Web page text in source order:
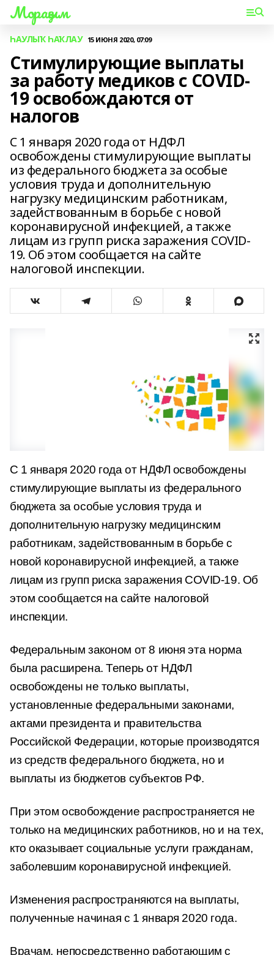
Мораҙым
ҺАУЛЫҠ ҺАҠЛАУ 15 ИЮНЯ 2020, 07:09
Стимулирующие выплаты
за работу медиков с COVID-
19 освобождаются от
налогов
С 1 января 2020 года от НДФЛ
освобождены стимулирующие выплаты
из федерального бюджета за особые
условия труда и дополнительную
нагрузку медицинским работникам,
задействованным в борьбе с новой
коронавирусной инфекцией, а также
лицам из групп риска заражения COVID-
19. Об этом сообщается на сайте
налоговой инспекции.
С 1 января 2020 года от НДФЛ освобождены
стимулирующие выплаты из федерального
бюджета за особые условия труда и
дополнительную нагрузку медицинским
работникам, задействованным в борьбе с
новой коронавирусной инфекцией, а также
лицам из групп риска заражения COVID-19. Об
этом сообщается на сайте налоговой
инспекции.
Федеральным законом от 8 июня эта норма
была расширена. Теперь от НДФЛ
освобождены не только выплаты,
установленные федеральными законами,
актами президента и правительства
Российской Федерации, которые производятся
из средств федерального бюджета, но и
выплаты из бюджетов субъектов РФ.
При этом освобождение распространяется не
только на медицинских работников, но и на тех,
кто оказывает социальные услуги гражданам,
заболевшим коронавирусной инфекцией.
Изменения распространяются на выплаты,
полученные начиная с 1 января 2020 года.
Врачам, непосредственно работающим с